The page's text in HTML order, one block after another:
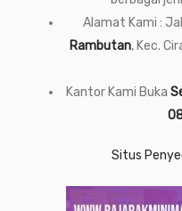
Alamat Kami :
Rambutan, Kec.
Kantor Kami Buka
Situs